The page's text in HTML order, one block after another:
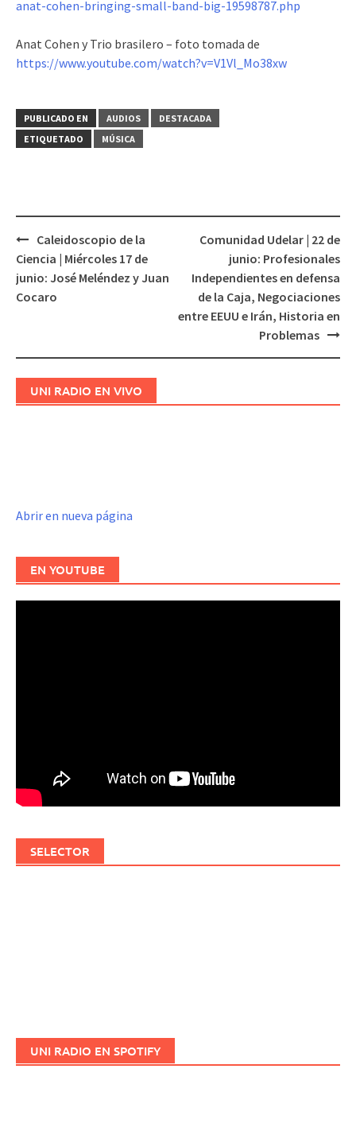
anat-cohen-bringing-small-band-big-19598787.php
Anat Cohen y Trio brasilero – foto tomada de
https://www.youtube.com/watch?v=V1Vl_Mo38xw
PUBLICADO EN AUDIOS
DESTACADA
ETIQUETADO
MÚSICA
Navegación
de
entradas
Caleidoscopio de la
Ciencia | Miércoles 17 de
junio: José Meléndez y Juan
Cocaro
Comunidad Udelar | 22 de
junio: Profesionales
Independientes en defensa
de la Caja, Negociaciones
entre EEUU e Irán, Historia en
Problemas
UNI RADIO EN VIVO
Abrir en nueva página
EN YOUTUBE
SELECTOR
UNI RADIO EN SPOTIFY